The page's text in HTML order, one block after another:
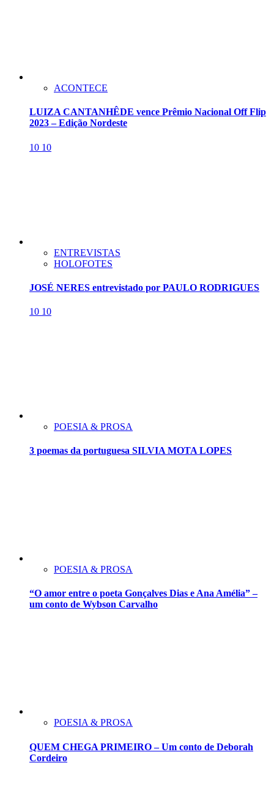
ACONTECE
LUIZA CANTANHÊDE vence Prêmio Nacional Off Flip
2023 – Edição Nordeste
10 10
ENTREVISTAS
HOLOFOTES
JOSÉ NERES entrevistado por PAULO RODRIGUES
10 10
POESIA & PROSA
3 poemas da portuguesa SILVIA MOTA LOPES
POESIA & PROSA
“O amor entre o poeta Gonçalves Dias e Ana Amélia” –
um conto de Wybson Carvalho
POESIA & PROSA
QUEM CHEGA PRIMEIRO – Um conto de Deborah
Cordeiro